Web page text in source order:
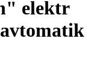
elektr